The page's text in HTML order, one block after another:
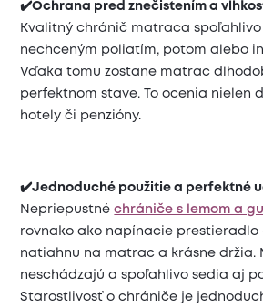
✔️Ochrana pred znečistením a
Kvalitný chránič matraca
nechceným poliatím, potom alebo
Vďaka tomu zostane matrac
perfektnom stave. To ocenia nielen
hotely či penzióny.
✔️Jednoduché použitie a perfektné
Nepriepustnéchrániče s lemom a
rovnako ako napínacie prestieradlo
natiahnu na matrac a krásne držia.
neschádzajú a spoľahlivo sedia aj
Starostlivosť o chrániče je